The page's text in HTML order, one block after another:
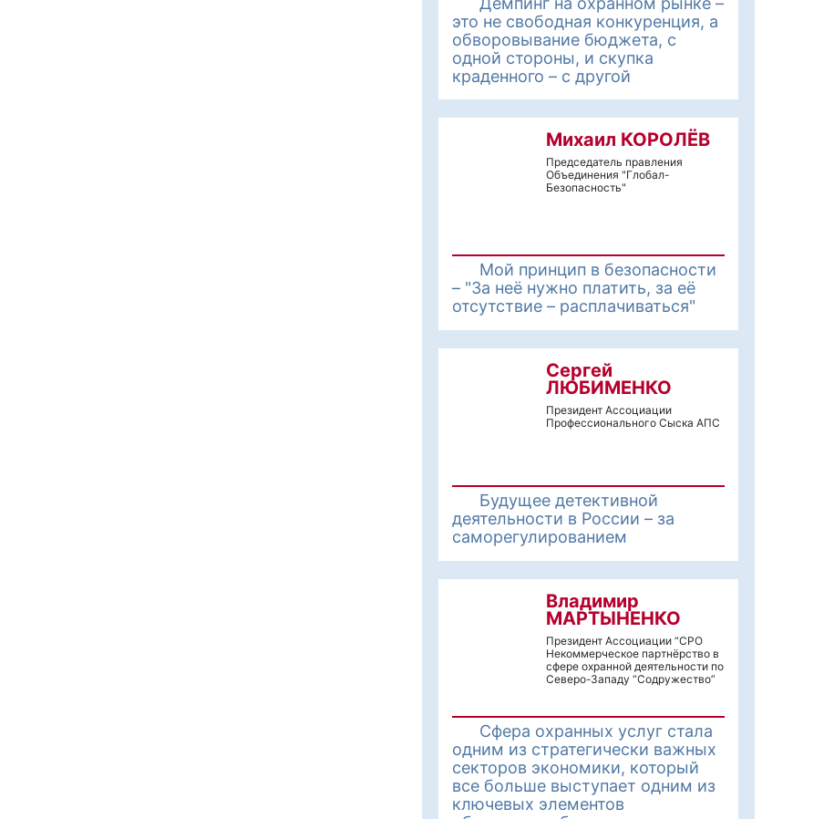
это не свободная конкуренция, а
обворовывание бюджета, с
одной стороны, и скупка
краденного – с другой
Михаил КОРОЛЁВ
Председатель правления
Объединения "Глобал-
Безопасность"
Мой принцип в безопасности
– "За неё нужно платить, за её
отсутствие – расплачиваться"
Сергей
ЛЮБИМЕНКО
Президент Ассоциации
Профессионального Сыска АПС
Будущее детективной
деятельности в России – за
саморегулированием
Владимир
МАРТЫНЕНКО
Президент Ассоциации “СРО
Некоммерческое партнёрство в
сфере охранной деятельности по
Северо-Западу “Содружество”
Сфера охранных услуг стала
одним из стратегически важных
секторов экономики, который
все больше выступает одним из
ключевых элементов